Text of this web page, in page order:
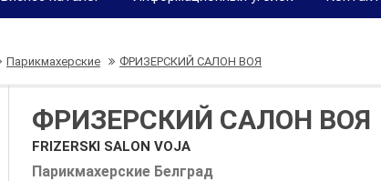
Парикмахерские ФРИЗЕРСКИЙ САЛОН ВОЯ
ФРИЗЕРСКИЙ САЛОН ВОЯ
FRIZERSKI SALON VOJA
Парикмахерские Белград